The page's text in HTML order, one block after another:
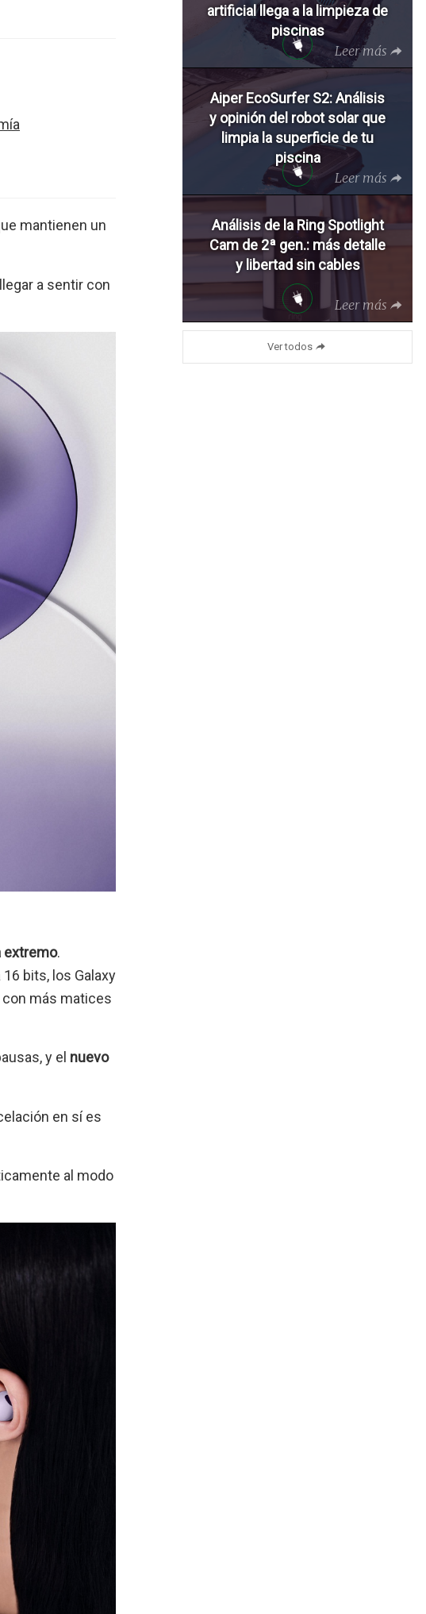
mantienen un
a sentir con
extremo.
bits, los Galaxy
con más matices
y el nuevo
en sí es
al modo
artificial llega a la limpieza de
piscinas
Leer más
Aiper EcoSurfer S2: Análisis
y opinión del robot solar que
limpia la superficie de tu
piscina
Leer más
Análisis de la Ring Spotlight
Cam de 2ª gen.: más detalle
y libertad sin cables
Leer más
Ver todos